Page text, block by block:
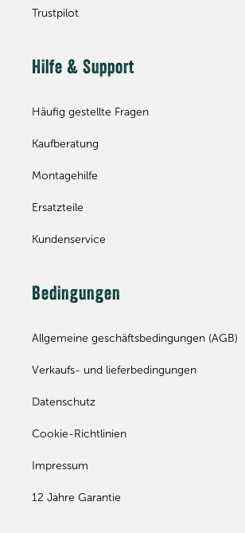
Trustpilot
Hilfe & Support
Häufig gestellte Fragen
Kaufberatung
Montagehilfe
Ersatzteile
Kundenservice
Bedingungen
Allgemeine geschäftsbedingungen (AGB)
Verkaufs- und lieferbedingungen
Datenschutz
Cookie-Richtlinien
Impressum
12 Jahre Garantie